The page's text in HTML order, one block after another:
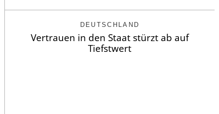
DEUTSCHLAND
Vertrauen in den Staat stürzt ab auf
Tiefstwert